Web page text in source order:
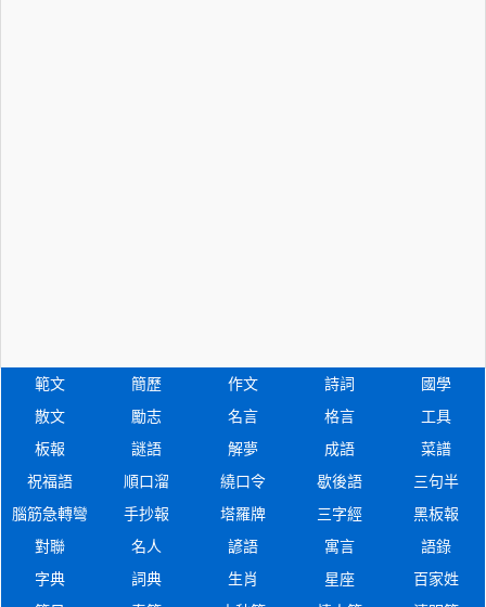
範文 簡歷 作文 詩詞
國學
散文
勵志 名言 格言
工具
板報
謎語 解夢 成語
菜譜
祝福語
順口溜 繞口令 歇後語
三句半
腦筋急轉彎
手抄報 塔羅牌 三字經
黑板報
對聯
名人 諺語 寓言
語錄
字典
詞典 生肖 星座
百家姓